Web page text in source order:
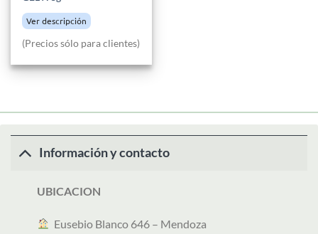
Ver descripción
(Precios sólo para clientes)
Información y contacto
UBICACION
︎ Eusebio Blanco 646 – Mendoza